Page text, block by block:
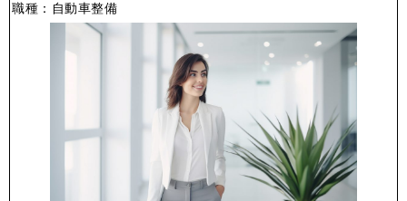
職種：自動車整備